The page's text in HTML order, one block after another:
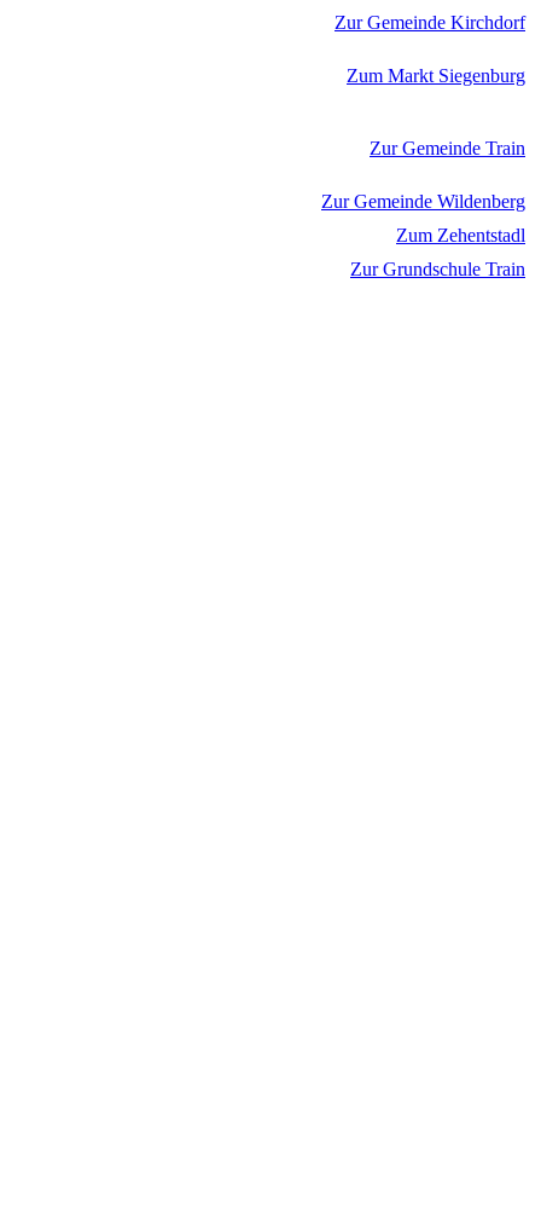
Zur Gemeinde Kirchdorf
Zum Markt Siegenburg
Zur Gemeinde Train
Zur Gemeinde Wildenberg
Zum Zehentstadl
Zur Grundschule Train